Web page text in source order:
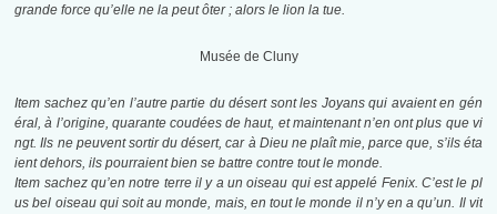
grande force qu’elle ne la peut ôter ; alors le lion la tue.
Musée de Cluny
Item sachez qu’en l’autre partie du désert sont les Joyans qui avaient en gén
éral, à l’origine, quarante coudées de haut, et maintenant n’en ont plus que vi
ngt. Ils ne peuvent sortir du désert, car à Dieu ne plaît mie, parce que, s’ils éta
ient dehors, ils pourraient bien se battre contre tout le monde.
Item sachez qu’en notre terre il y a un oiseau qui est appelé Fenix. C’est le pl
us bel oiseau qui soit au monde, mais, en tout le monde il n’y en a qu’un. Il vit